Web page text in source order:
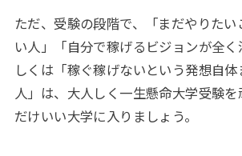
ただ、受験の段階で、「まだやりた
い人」「自分で稼げるビジョンが全く
しくは「稼ぐ稼げないという発想自
人」は、大人しく一生懸命大学受験を
だけいい大学に入りましょう。